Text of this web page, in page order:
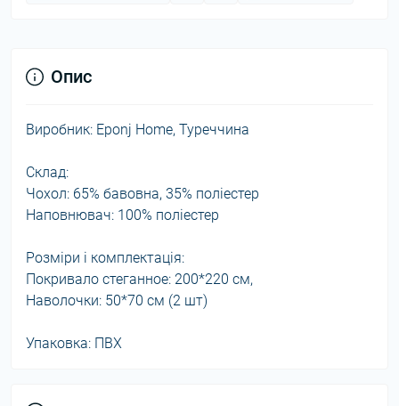
Опис
Виробник: Eponj Home, Туреччина
Склад:
Чохол: 65% бавовна, 35% поліестер
Наповнювач: 100% поліестер
Розміри і комплектація:
Покривало стеганное: 200*220 см,
Наволочки: 50*70 см (2 шт)
Упаковка: ПВХ